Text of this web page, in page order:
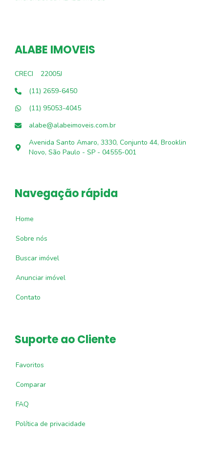
ALABE IMOVEIS
CRECI
22005J
(11) 2659-6450
(11) 95053-4045
alabe@alabeimoveis.com.br
Avenida Santo Amaro, 3330, Conjunto 44, Brooklin
Novo, São Paulo - SP - 04555-001
Navegação rápida
Home
Sobre nós
Buscar imóvel
Anunciar imóvel
Contato
Suporte ao Cliente
Favoritos
Comparar
FAQ
Política de privacidade